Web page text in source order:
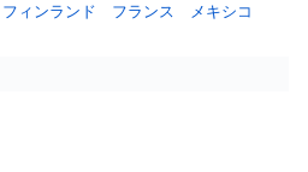
フィンランド フランス
メキシコ